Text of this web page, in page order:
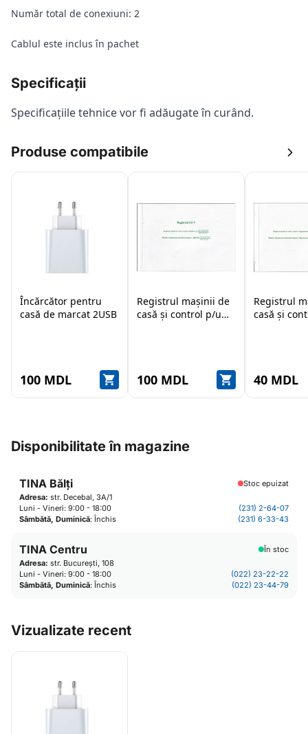
Număr total de conexiuni: 2
Cablul este inclus în pachet
Specificații
Specificațiile tehnice vor fi adăugate în curând.
Produse compatibile
Încărcător pentru
casă de marcat 2USB
100 MDL
Registrul mașinii de
casă și control p/u
100 MDL
Registrul
casă și
40 MDL
Disponibilitate în magazine
TINA Bălți
Stoc epuizat
Adresa: str. Decebal, 3A/1
Luni - Vineri: 9:00 - 18:00
Sâmbătă, Duminică: Închis
(231) 2-64-07
(231) 6-33-43
TINA Centru
În stoc
Adresa: str. București, 108
Luni - Vineri: 9:00 - 18:00
Sâmbătă, Duminică: Închis
(022) 23-22-22
(022) 23-44-79
Vizualizate recent